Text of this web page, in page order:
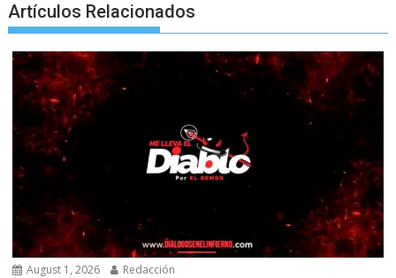
Artículos Relacionados
August 1, 2026 Redacción